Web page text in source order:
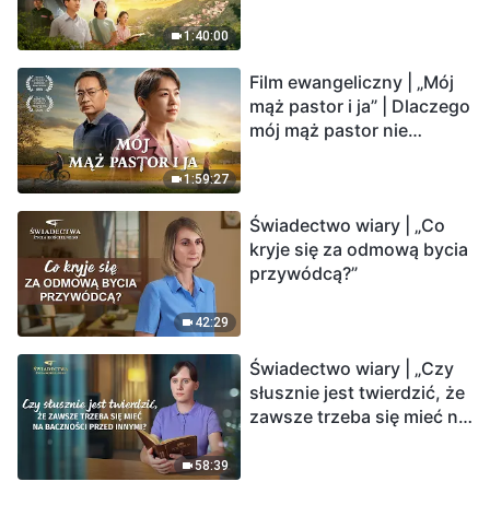
1:40:00
1:59:27
Film ewangeliczny | „Mój
mąż pastor i ja” | Dlaczego
mój mąż pastor nie
42:29
Świadectwo wiary | „Co
kryje się za odmową bycia
przywódcą?”
58:39
Świadectwo wiary | „Czy
słusznie jest twierdzić, że
zawsze trzeba się mieć na